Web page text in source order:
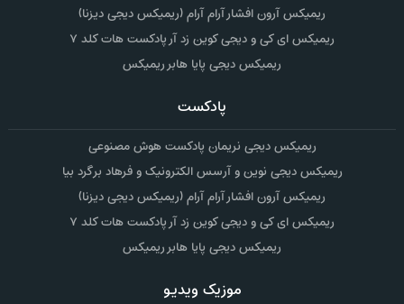
ریمیکس آرون افشار آرام آرام (ریمیکس دیجی دیزنا)
ریمیکس ای کی و دیجی کوین زد آر پادکست هات کلد ۷
ریمیکس دیجی پایا هابر ریمیکس
پادکست
ریمیکس دیجی نریمان پادکست هوش مصنوعی
ریمیکس دیجی نوین و آرسس الکترونیک و فرهاد برگرد بیا
ریمیکس آرون افشار آرام آرام (ریمیکس دیجی دیزنا)
ریمیکس ای کی و دیجی کوین زد آر پادکست هات کلد ۷
ریمیکس دیجی پایا هابر ریمیکس
موزیک ویدیو